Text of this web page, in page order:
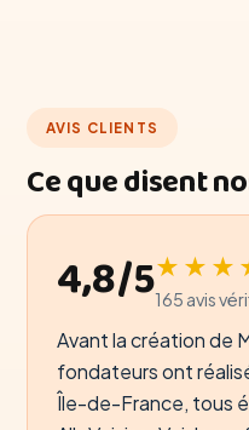
AVIS CLIENTS
Ce que disent
4,8/5165 avis
Avant la création de
fondateurs ont
Île-de-France, tous